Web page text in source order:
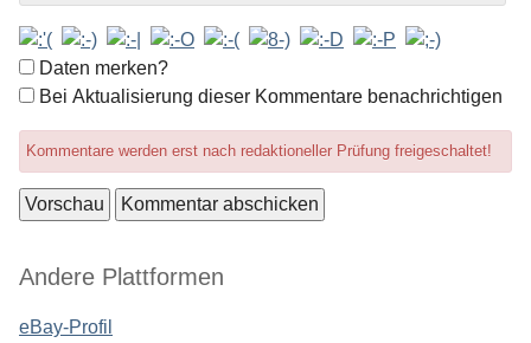
Formular-
Optionen
Daten merken?
Bei Aktualisierung dieser Kommentare benachrichtigen
Kommentare werden erst nach redaktioneller Prüfung freigeschaltet!
Seitenleiste
Andere Plattformen
eBay-Profil